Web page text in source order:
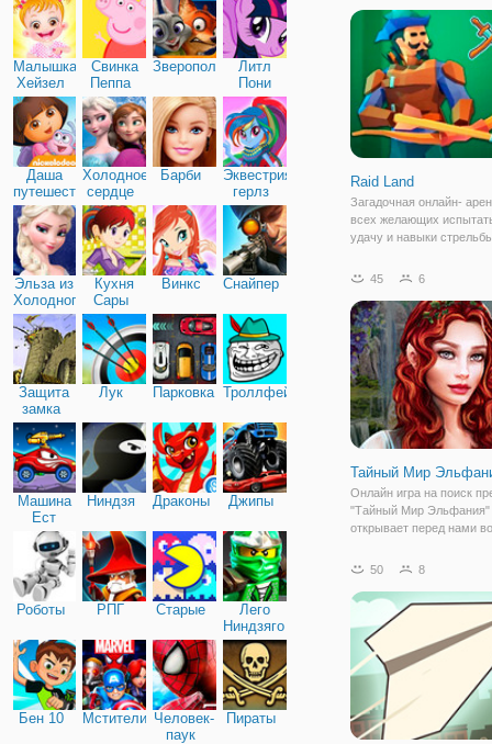
Малышка
Хейзел
Свинка
Пеппа
Зверополис
Литл
Пони
Дружба
Даша
путешественница
Холодное
сердце
Барби
Эквестрия
герлз
Эльза из
Холодного
сердца
Кухня
Сары
Винкс Снайпер
Защита
замка
Лук Парковка Троллфейс
Машина
Ест
Машину
Ниндзя Драконы Джипы
Роботы РПГ Старые
Лего
Ниндзяго
Бен 10 Мстители Человек-
паук
Пираты
которые у них отняли
Анна, Эльза,
Raid Land
Загадочная онлайн-
всех желающих
удачу и навыки
Робин Гуда, будете
запасом стрел. Это
45 6
Тайный Мир
Онлайн игра на поиск
"Тайный Мир Эльфания"
открывает перед нами
требуется отыскать
справиться с темной
обрушившейся на
50 8